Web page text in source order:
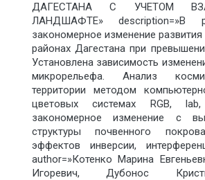
ДАГЕСТАНА С УЧЕТОМ
ЛАНДШАФТЕ» description=»В
закономерное изменение
районах Дагестана при
Установлена зависимость
микрорельефа. Анализ
территории методом
цветовых системах RGB,
закономерное изменение с
структуры почвенного
эффектов инверсии,
author=»Котенко Марина
Игоревич, Дубонос